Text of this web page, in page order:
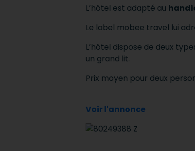
L’hôtel est adapté au
Le label mobee travel lui
L’hôtel dispose de deux
un grand lit.
Prix moyen pour deux
Voir l'annonce